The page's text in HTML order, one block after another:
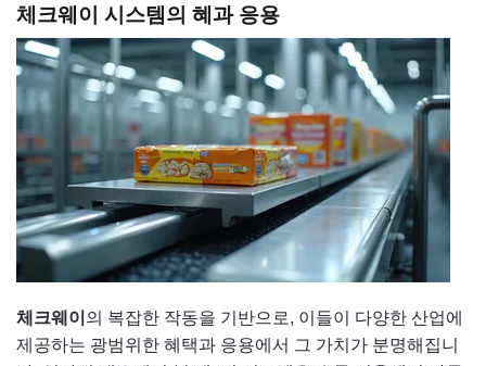
체크웨이 시스템의 혜과 응용
체크웨이 의 복잡한 작동을 기반으로, 이들이 다양한 산업에
제공하는 광범위한 혜택과 응용에서 그 가치가 분명해집니